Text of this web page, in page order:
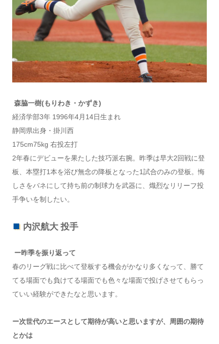
森脇一樹(もりわき・かずき)
経済学部3年 1996年4月14日生まれ
静岡県出身・掛川西
175cm75kg 右投左打
2年春にデビューを果たした技巧派右腕。昨季は早大2回戦に登
板、本塁打1本を浴び無念の降板となった1試合のみの登板。悔
しさをバネにして持ち前の制球力を武器に、熾烈なリリーフ投
手争いを制したい。
内沢航大 投手
ー昨季を振り返って
春のリーグ戦に比べて登板する機会がかなり多くなって、勝て
てる場面でも負けてる場面でも色々な場面で投げさせてもらっ
ていい経験ができたなと思います。
ー次世代のエースとして期待が高いと思いますが、周囲の期待
とかは